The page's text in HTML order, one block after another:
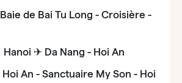
Baie de Bai Tu Long - Croisière -
Hanoi ✈ Da Nang - Hoi An
Hoi An - Sanctuaire My Son - Hoi